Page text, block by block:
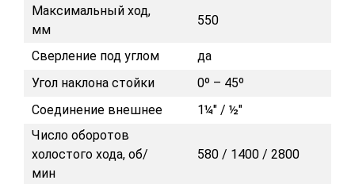
Максимальный ход,
мм
550
Сверление под углом
да
Угол наклона стойки
0º – 45º
Соединение внешнее
1¼" / ½"
Число оборотов
холостого хода, об/
мин
580 / 1400 / 2800